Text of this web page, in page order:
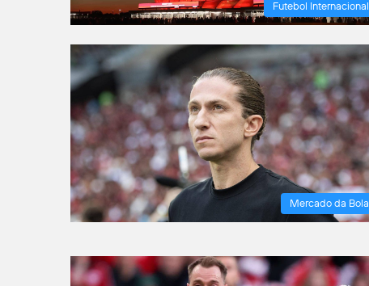
Futebol Internacional
Mercado da Bola